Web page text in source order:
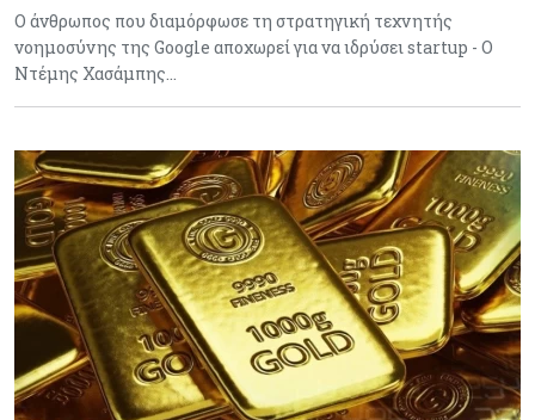
Ο άνθρωπος που διαμόρφωσε τη στρατηγική τεχνητής
νοημοσύνης της Google αποχωρεί για να ιδρύσει startup - Ο
Ντέμης Χασάμπης…